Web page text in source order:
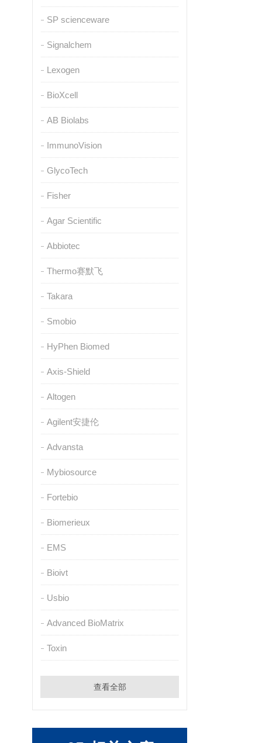
SP scienceware
Signalchem
Lexogen
BioXcell
AB Biolabs
ImmunoVision
GlycoTech
Fisher
Agar Scientific
Abbiotec
Thermo赛默飞
Takara
Smobio
HyPhen Biomed
Axis-Shield
Altogen
Agilent安捷伦
Advansta
Mybiosource
Fortebio
Biomerieux
EMS
Bioivt
Usbio
Advanced BioMatrix
Toxin
查看全部